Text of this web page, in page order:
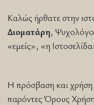
Καλώς ήρθατε στην
Διοματάρη,
«εμείς», «η
Η πρόσβαση και χρήση
παρόντες Όρους